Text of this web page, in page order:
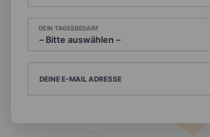
DEIN TAGESBEDARF
DEINE E-MAIL ADRESSE